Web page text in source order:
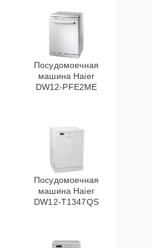
Посудомоечная
машина Haier
DW12-PFE2ME
Посудомоечная
машина Haier
DW12-T1347QS